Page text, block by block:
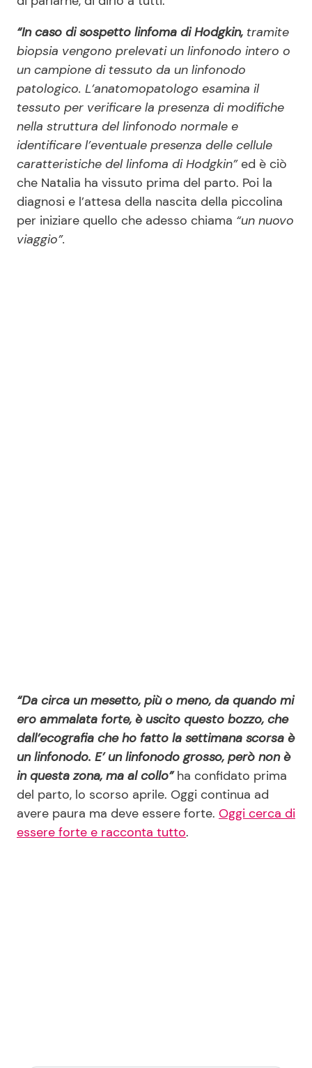
“In caso di sospetto linfoma di Hodgkin, tramite
biopsia vengono prelevati un linfonodo intero o
un campione di tessuto da un linfonodo
patologico. L’anatomopatologo esamina il
tessuto per verificare la presenza di modifiche
nella struttura del linfonodo normale e
identificare l’eventuale presenza delle cellule
caratteristiche del linfoma di Hodgkin” ed è ciò
che Natalia ha vissuto prima del parto. Poi la
diagnosi e l’attesa della nascita della piccolina
per iniziare quello che adesso chiama “un nuovo
viaggio”.
“Da circa un mesetto, più o meno, da quando mi
ero ammalata forte, è uscito questo bozzo, che
dall’ecografia che ho fatto la settimana scorsa è
un linfonodo. E’ un linfonodo grosso, però non è
in questa zona, ma al collo”ha confidato prima
del parto, lo scorso aprile. Oggi continua ad
avere paura ma deve essere forte. Oggi cerca di
essere forte e racconta tutto.